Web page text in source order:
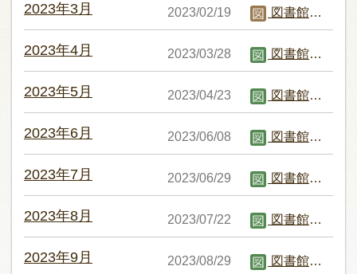
2023年3月 2023/02/19 図書館職員C
2023年4月 2023/03/28 図書館職員B
2023年5月 2023/04/23 図書館職員B
2023年6月 2023/06/08 図書館職員B
2023年7月 2023/06/29 図書館職員B
2023年8月 2023/07/22 図書館職員B
2023年9月 2023/08/29 図書館職員B